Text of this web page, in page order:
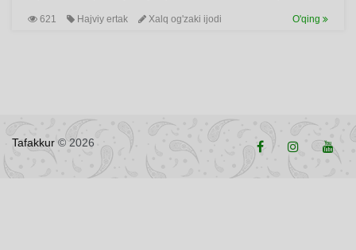
621 Hajviy ertak Xalq og'zaki ijodi O'qing
Tafakkur © 2026